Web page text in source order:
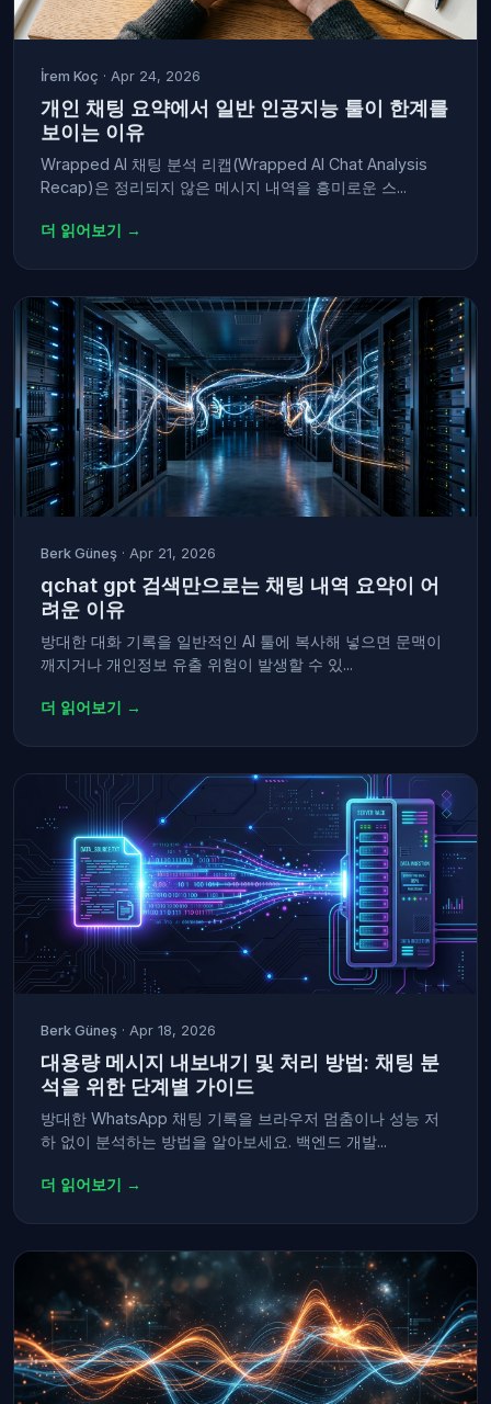
İrem Koç · Apr 24, 2026
개인 채팅 요약에서 일반 인공지능 툴이 한계를
보이는 이유
Wrapped AI 채팅 분석 리캡(Wrapped AI Chat Analysis
Recap)은 정리되지 않은 메시지 내역을 흥미로운 스...
더 읽어보기 →
Berk Güneş · Apr 21, 2026
qchat gpt 검색만으로는 채팅 내역 요약이 어
려운 이유
방대한 대화 기록을 일반적인 AI 툴에 복사해 넣으면 문맥이
깨지거나 개인정보 유출 위험이 발생할 수 있...
더 읽어보기 →
Berk Güneş · Apr 18, 2026
대용량 메시지 내보내기 및 처리 방법: 채팅 분
석을 위한 단계별 가이드
방대한 WhatsApp 채팅 기록을 브라우저 멈춤이나 성능 저
하 없이 분석하는 방법을 알아보세요. 백엔드 개발...
더 읽어보기 →